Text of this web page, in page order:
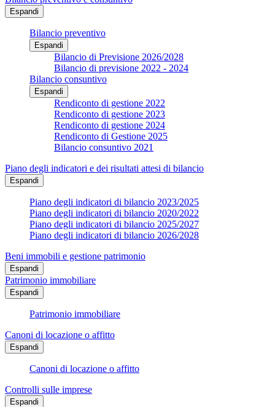
Espandi
Bilancio preventivo
Espandi
Bilancio di Previsione 2026/2028
Bilancio di previsione 2022 - 2024
Bilancio consuntivo
Espandi
Rendiconto di gestione 2022
Rendiconto di gestione 2023
Rendiconto di gestione 2024
Rendiconto di Gestione 2025
Bilancio consuntivo 2021
Piano degli indicatori e dei risultati attesi di bilancio
Espandi
Piano degli indicatori di bilancio 2023/2025
Piano degli indicatori di bilancio 2020/2022
Piano degli indicatori di bilancio 2025/2027
Piano degli indicatori di bilancio 2026/2028
Beni immobili e gestione patrimonio
Espandi
Patrimonio immobiliare
Espandi
Patrimonio immobiliare
Canoni di locazione o affitto
Espandi
Canoni di locazione o affitto
Controlli sulle imprese
Espandi